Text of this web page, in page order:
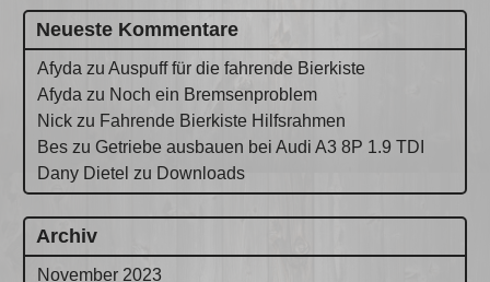
Neueste Kommentare
Afyda zuAuspuff für die fahrende Bierkiste
Afyda zu Noch ein Bremsenproblem
Nick zu Fahrende Bierkiste Hilfsrahmen
Bes zuGetriebe ausbauen bei Audi A3 8P 1.9 TDI
Dany Dietel zu Downloads
Archiv
November 2023